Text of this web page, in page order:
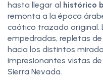
hasta llegar al histórico
remonta a la época
caótico trazado original.
empedradas, repletas
hacia los distintos
impresionantes vistas
Sierra Nevada.